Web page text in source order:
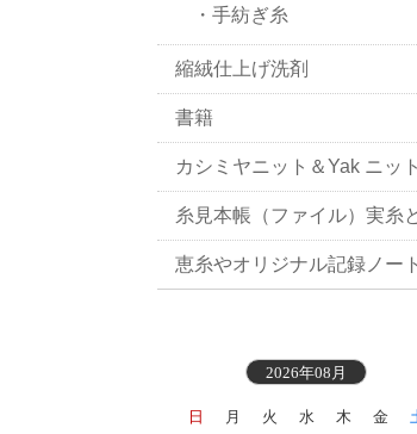
・手紡ぎ糸
縮絨仕上げ洗剤
書籍
カシミヤニット＆Yak ニット
小物お買い得
糸見本帳（ファイル）実糸
織地見本付き
恵糸やオリジナル記録ノート
2026年08月
日 月 火 水 木 金